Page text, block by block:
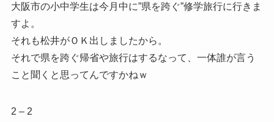
大阪市の小中学生は今月中に”県を跨ぐ”修学旅行に行きま
すよ。
それも松井がＯＫ出しましたから。
それで県を跨ぐ帰省や旅行はするなって、一体誰が言う
こと聞くと思ってんですかねｗ
2 – 2